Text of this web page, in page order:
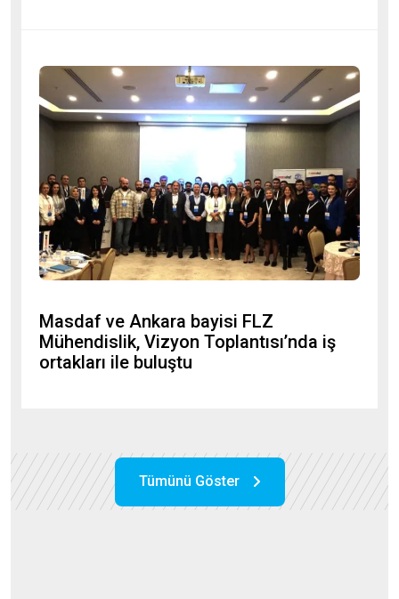
Masdaf ve Ankara bayisi FLZ
Mühendislik, Vizyon Toplantısı’nda iş
ortakları ile buluştu